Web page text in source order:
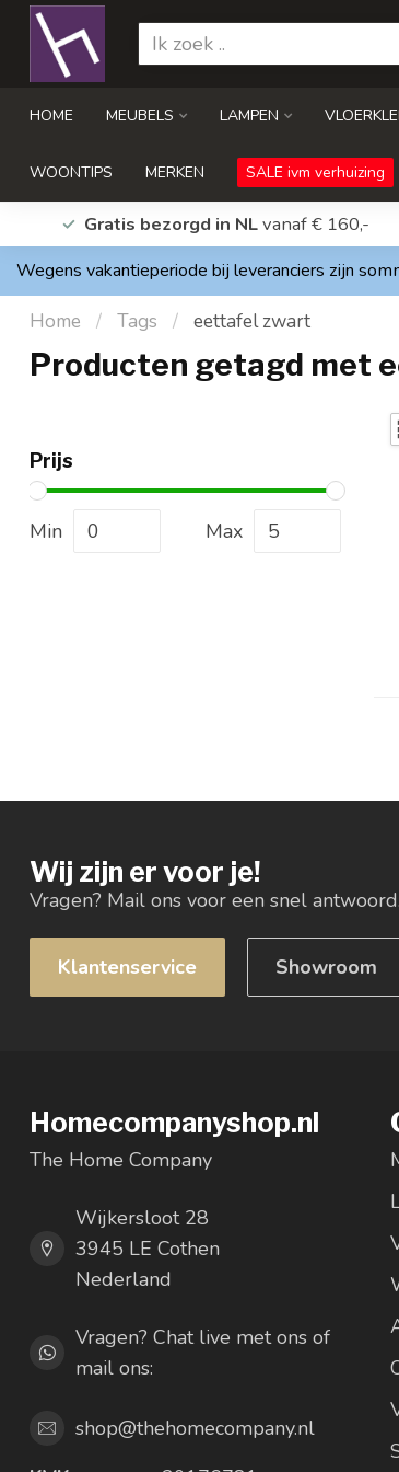
HOME MEUBELS LAMPEN
WOONTIPS MERKEN SALE ivm verhuizing
Gratis bezorgd in NLvanaf € 160,-
Wegens vakantieperiode bij leveranciers zijn
Home / Tags / eettafel zwart
Producten getagd met
Prijs
Min Max
Wij zijn er voor je!
Vragen? Mail ons voor een snel antwoord.
Klantenservice Showroom
Homecompanyshop.nl
The Home Company
Wijkersloot 28
3945 LE Cothen
Nederland
Vragen? Chat live met ons of
mail ons:
shop@thehomecompany.nl